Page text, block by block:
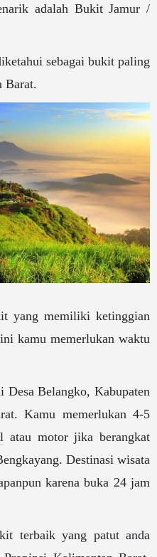
adalah Bukit Jamur /
sebagai bukit paling
Barat.
yang memiliki ketinggian
kamu memerlukan waktu
Belangko, Kabupaten
Kamu memerlukan 4-5
atau motor jika berangkat
Destinasi wisata
karena buka 24 jam
terbaik yang patut anda